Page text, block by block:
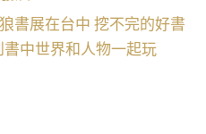
書展在台中 挖不完的好書
中世界和人物一起玩